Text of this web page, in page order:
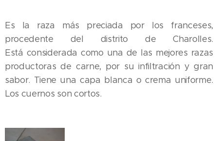
Es la raza más preciada por los franceses,
procedente del distrito de Charolles.
Está considerada como una de las mejores razas
productoras de carne, por su infiltración y gran
sabor. Tiene una capa blanca o crema uniforme.
Los cuernos son cortos.